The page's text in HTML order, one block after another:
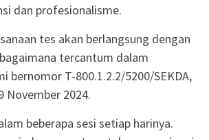
dan profesionalisme.
tes akan berlangsung dengan
tercantum dalam
bernomor T-800.1.2.2/5200/SEKDA,
November 2024.
beberapa sesi setiap harinya.